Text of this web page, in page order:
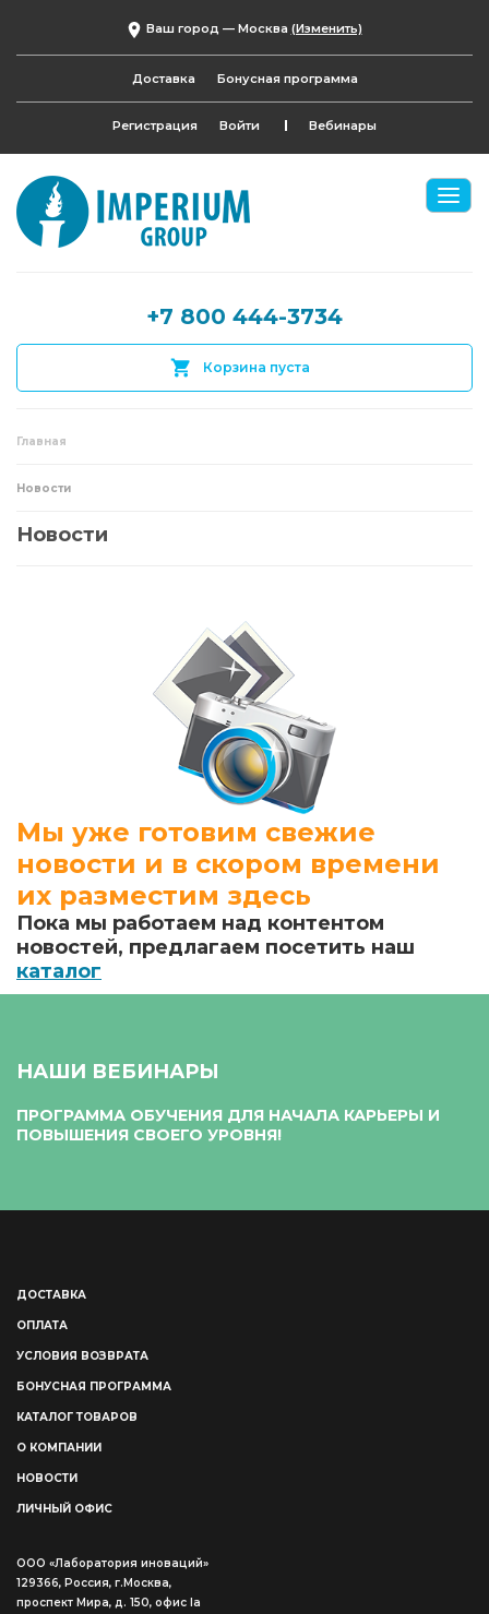
Ваш город — Москва (Изменить)
Доставка Бонусная программа
Регистрация Войти Вебинары
+7 800 444-3734
Корзина пуста
Главная
Новости
Новости
Мы уже готовим свежие
новости и в скором времени
их разместим здесь
Пока мы работаем над контентом
новостей, предлагаем посетить наш
каталог
НАШИ ВЕБИНАРЫ
ПРОГРАММА ОБУЧЕНИЯ ДЛЯ НАЧАЛА КАРЬЕРЫ И
ПОВЫШЕНИЯ СВОЕГО УРОВНЯ!
ДОСТАВКА
ОПЛАТА
УСЛОВИЯ ВОЗВРАТА
БОНУСНАЯ ПРОГРАММА
КАТАЛОГ ТОВАРОВ
О КОМПАНИИ
НОВОСТИ
ЛИЧНЫЙ ОФИС
ООО «Лаборатория иноваций»
129366, Россия, г.Москва,
проспект Мира, д. 150, офис Ia